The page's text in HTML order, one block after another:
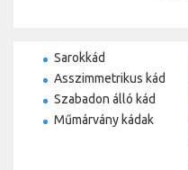
Sarokkád
Asszimmetrikus kád
Szabadon álló kád
Műmárvány kádak